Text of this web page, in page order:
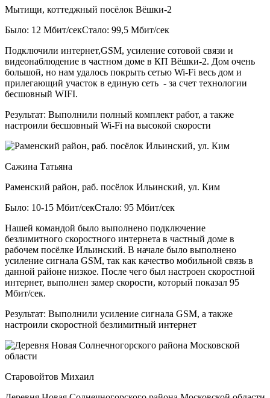
Мытищи, коттеджный посёлок Вёшки-2
Было: 12 Мбит/секСтало: 99,5 Мбит/сек
Подключили интернет,GSM, усиление сотовой связи и
видеонаблюдение в частном доме в КП Вёшки-2. Дом очень
большой, но нам удалось покрыть сетью Wi-Fi весь дом и
прилегающий участок в единую сеть - за счет технологии
бесшовный WIFI.
Результат: Выполнили полный комплект работ, а также
настроили бесшовный Wi-Fi на высокой скорости
Сажина Татьяна
Раменский район, раб. посёлок Ильинский, ул. Ким
Было: 10-15 Мбит/секСтало: 95 Мбит/сек
Нашей командой было выполнено подключение
безлимитного скоростного интернета в частный доме в
рабочем посёлке Ильинский. В начале было выполнено
усиление сигнала GSM, так как качество мобильной связь в
данной районе низкое. После чего был настроен скоростной
интернет, выполнен замер скорости, который показал 95
Мбит/сек.
Результат: Выполнили усиление сигнала GSM, а также
настроили скоростной безлимитный интернет
Старовойтов Михаил